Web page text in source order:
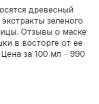
древесный
зеленого
Отзывы о маске
в восторге от ее
за 100 мл – 990